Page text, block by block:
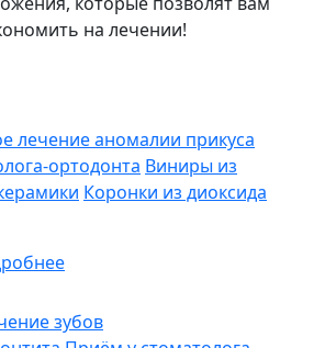
на лечении!
лечение аномалии прикуса
ортодонта Виниры из
Коронки из диоксида
зубов